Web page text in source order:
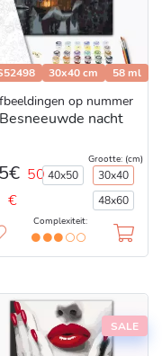
30x40 cm 58 ml
op nummer
Besneeuwde nacht
50
€
Grootte: (cm)
40x50
30x40
48x60
Complexiteit:
SALE